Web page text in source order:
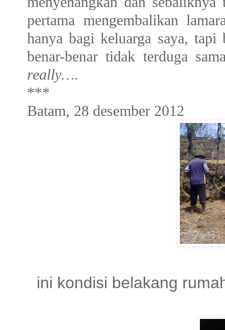
pertama mengembalikan
hanya bagi keluarga saya,
benar-benar tidak terduga
really….
***
Batam, 28 desember 2012
ini kondisi belakang